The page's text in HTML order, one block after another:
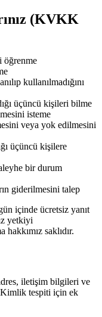
(KVKK
öğrenme
kullanılmadığını
üçüncü kişileri bilme
isteme
veya yok edilmesini
üçüncü kişilere
bir durum
giderilmesini talep
içinde ücretsiz yanıt
yetkiyi
saklıdır.
iletişim bilgileri ve
Kimlik tespiti için ek